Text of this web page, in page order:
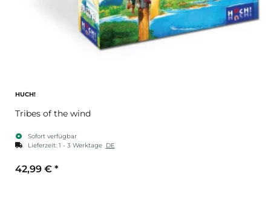
HUCH!
Tribes of the wind
Sofort verfügbar
Lieferzeit: 1 - 3 Werktage DE
42,99 € *